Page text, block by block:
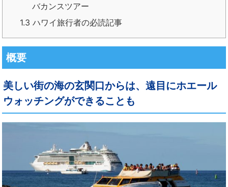
バカンスツアー
1.3 ハワイ旅行者の必読記事
概要
美しい街の海の玄関口からは、遠目にホエール
ウォッチングができることも